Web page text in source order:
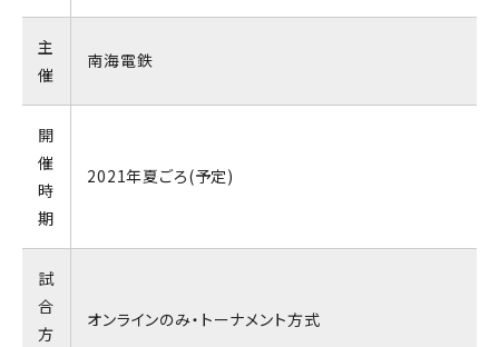
主
催
南海電鉄
開
催
時
期
2021年夏ごろ(予定)
試
合
方
オンラインのみ・トーナメント方式